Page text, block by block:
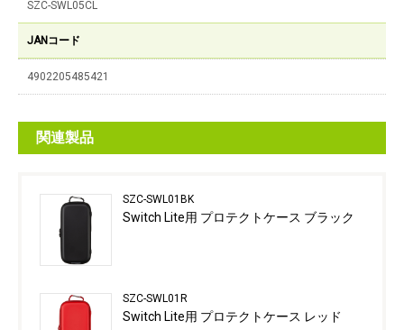
SZC-SWL05CL
JANコード
4902205485421
関連製品
SZC-SWL01BK
Switch Lite用 プロテクトケース ブラック
SZC-SWL01R
Switch Lite用 プロテクトケース レッド